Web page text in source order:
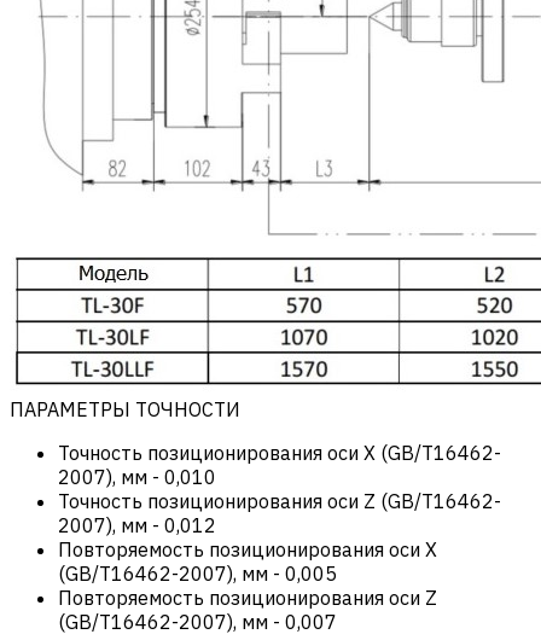
ПАРАМЕТРЫ ТОЧНОСТИ
Точность позиционирования оси X (GB/T16462-
2007), мм - 0,010
Точность позиционирования оси Z (GB/T16462-
2007), мм - 0,012
Повторяемость позиционирования оси X
(GB/T16462-2007), мм - 0,005
Повторяемость позиционирования оси Z
(GB/T16462-2007), мм - 0,007